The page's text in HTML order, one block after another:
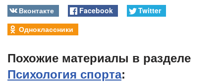
Вконтакте Facebook
Twitter
Одноклассники
Похожие материалы в разделе
Психология спорта: